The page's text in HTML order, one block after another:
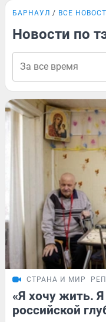
БАРНАУЛ ВСЕ
Новости по
СТРАНА И МИР
«Я хочу жить.
российской